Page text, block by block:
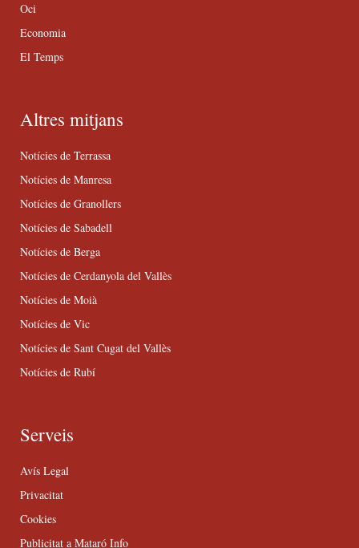
Oci
Economia
El Temps
Altres mitjans
Notícies de Terrassa
Notícies de Manresa
Notícies de Granollers
Notícies de Sabadell
Notícies de Berga
Notícies de Cerdanyola del Vallès
Notícies de Moià
Notícies de Vic
Notícies de Sant Cugat del Vallès
Notícies de Rubí
Serveis
Avís Legal
Privacitat
Cookies
Publicitat a Mataró Info